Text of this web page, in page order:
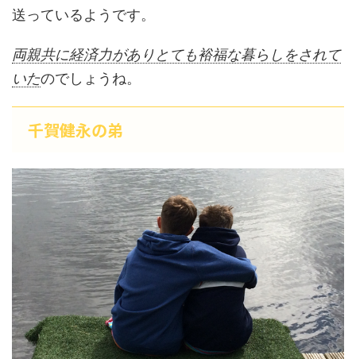
送っているようです。
両親共に経済力がありとても裕福な暮らしをされて
いたのでしょうね。
千賀健永の弟